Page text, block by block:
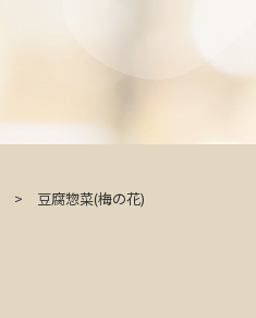
豆腐惣菜(梅の花)